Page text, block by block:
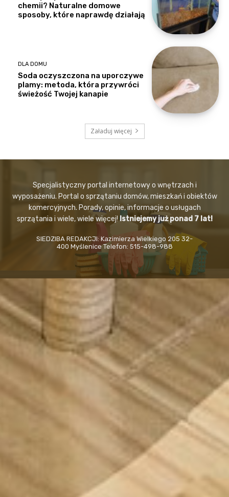
chemii? Naturalne domowe
sposoby, które naprawdę działają
DLA DOMU
Soda oczyszczona na uporczywe
plamy: metoda, która przywróci
świeżość Twojej kanapie
Załaduj więcej
Specjalistyczny portal internetowy o wnętrzach i
wyposażeniu. Portal o sprzątaniu domów, mieszkań i obiektów
komercyjnych. Porady, opinie, informacje o usługach
sprzątania i wiele, wiele więcej!Istniejemy już ponad 7 lat!
SIEDZIBA REDAKCJI: Kazimierza Wielkiego 205 32-
400 Myślenice Telefon: 515-498-988